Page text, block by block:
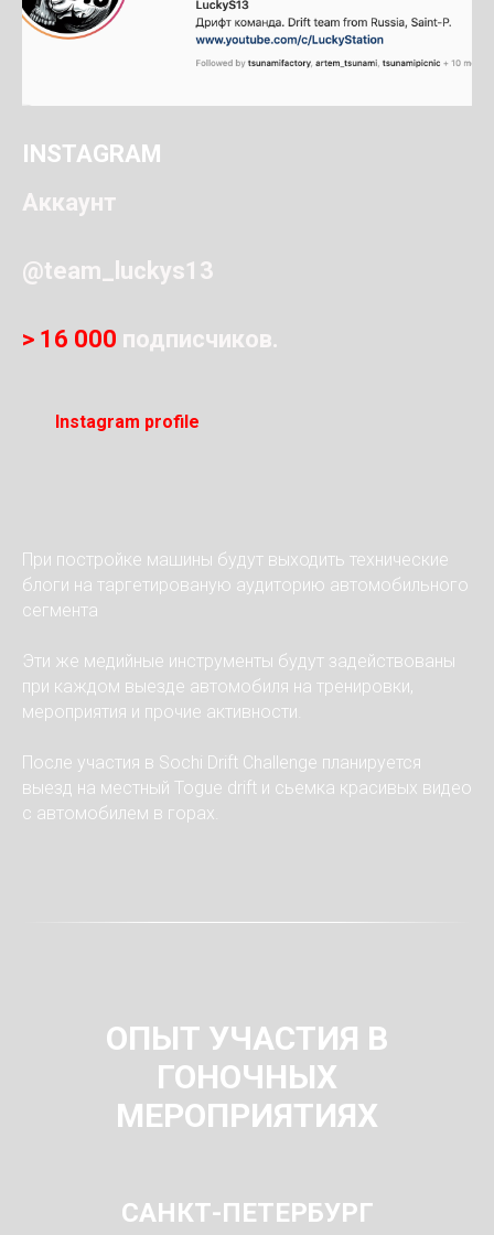
INSTAGRAM
Аккаунт
@team_luckys13
> 16 000 подписчиков.
Instagram profile
При постройке машины будут выходить технические
блоги на таргетированую аудиторию автомобильного
сегмента
Эти же медийные инструменты будут задействованы
при каждом выезде автомобиля на тренировки,
мероприятия и прочие активности.
После участия в Sochi Drift Challenge планируется
выезд на местный Togue drift и сьемка красивых видео
с автомобилем в горах.
ОПЫТ УЧАСТИЯ В
ГОНОЧНЫХ
МЕРОПРИЯТИЯХ
САНКТ-ПЕТЕРБУРГ